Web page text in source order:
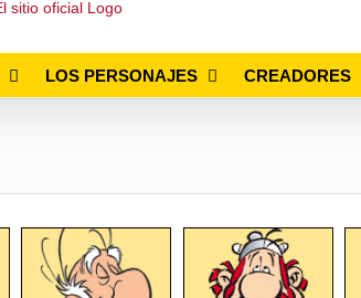
LOS PERSONAJES CREADORES